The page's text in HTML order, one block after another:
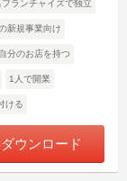
フランチャイズで独立
新規事業向け
自分のお店を持つ
1人で開業
ける
ウンロード